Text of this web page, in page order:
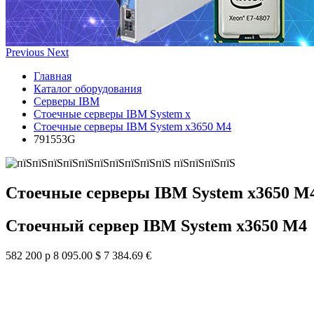
Previous Next
Главная
Каталог оборудования
Серверы IBM
Стоечные серверы IBM System x
Стоечные серверы IBM System x3650 M4
791553G
Стоечные серверы IBM System x3650
Стоечный сервер IBM System x3650 M4
582 200 р 8 095.00 $ 7 384.69 €